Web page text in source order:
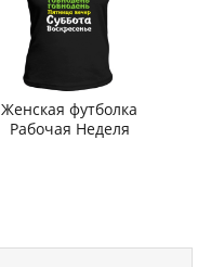
Женская футболка
Рабочая Неделя